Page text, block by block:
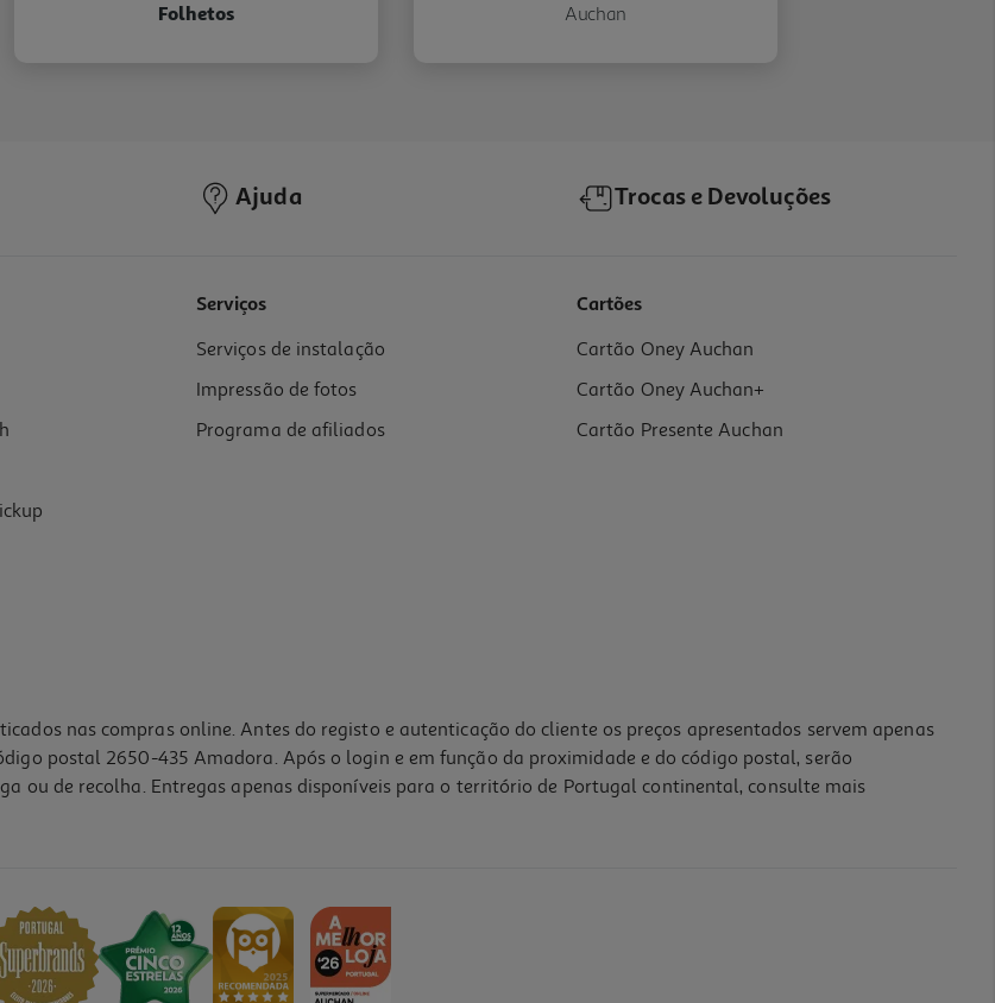
Folhetos
Auchan
Ajuda Trocas e Devoluções
Serviços
Serviços de instalação
Impressão de fotos
Programa de afiliados
Cartões
Cartão Oney Auchan
Cartão Oney Auchan+
Cartão Presente Auchan
nas compras online. Antes do registo e autenticação do cliente os preços apresentados servem apenas
postal 2650-435 Amadora. Após o login e em função da proximidade e do código postal, serão
ou de recolha. Entregas apenas disponíveis para o território de Portugal continental, consulte mais